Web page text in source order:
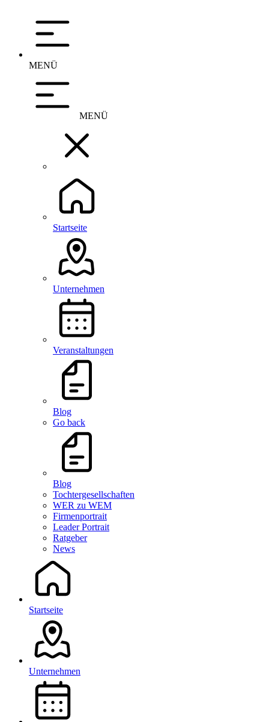
MENÜ
MENÜ
Startseite
Unternehmen
Veranstaltungen
Blog
Go back
Blog
Tochtergesellschaften
WER zu WEM
Firmenportrait
Leader Portrait
Ratgeber
News
Startseite
Unternehmen